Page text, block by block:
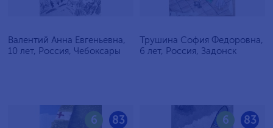
Валентий Анна Евгеньевна,
10 лет, Россия, Чебоксары
Трушина София Федоровна,
6 лет, Россия, Задонск
83
6 83
6